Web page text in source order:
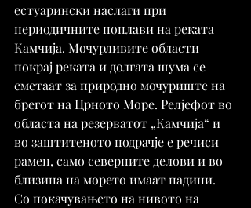
естуарински наслаги при
периодичните поплави на реката
Камчија. Мочурливите области
покрај реката и долгата шума се
сметаат за природно мочуриште на
брегот на Црното Море. Релјефот во
областа на резерватот „Камчија“ и
во заштитеното подрачје е речиси
рамен, само северните делови и во
близина на морето имаат падини.
Со покачувањето на нивото на